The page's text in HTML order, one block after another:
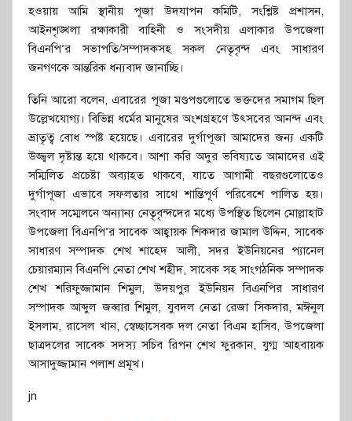
হওয়ায় আমি স্থানীয় পূজা উদযাপন কমিটি, সংশ্লিষ্ট প্রশাসন,
আইনশৃঙ্খলা রক্ষাকারী বাহিনী ও সংসদীয় এলাকার উপজেলা
বিএনপি’র সভাপতি/সম্পাদকসহ সকল নেতৃবৃন্দ এবং সাধারণ
জনগণকে আন্তরিক ধন্যবাদ জানাচ্ছি।
তিনি‌ আরো বলেন, এবারের পূজা মণ্ডপগুলোতে ভক্তদের সমাগম ছিল
উল্লেখযোগ্য। বিভিন্ন ধর্মের মানুষের অংশগ্রহণে উৎসবের আনন্দ এবং
ভ্রাতৃত্ব বোধ স্পষ্ট হয়েছে। এবারের দুর্গাপূজা আমাদের জন্য একটি
উজ্জ্বল দৃষ্টান্ত হয়ে থাকবে। আশা করি অদুর ভবিষ্যতে আমাদের এই
সম্মিলিত প্রচেষ্টা অব্যাহত থাকবে, যাতে আগামী বছরগুলোতেও
দুর্গাপূজা এভাবে সফলতার সাথে শান্তিপূর্ণ পরিবেশে পালিত হয়।
সংবাদ সম্মেলনে অন্যান্য নেতৃবৃন্দদের মধ্যে উপস্থিত ছিলেন মোল্লাহাট
উপজেলা বিএনপি’র সাবেক আহ্বায়ক শিকদার জামাল উদ্দিন, সাবেক
সাধারণ সম্পাদক শেখ শাহেদ আলী, সদর ইউনিয়নের প্যানেল
চেয়ারম্যান বিএনপি নেতা শেখ শহীদ, সাবেক সহ সাংগঠনিক সম্পাদক
শেখ শরিফুজ্জামান শিমুল, উদয়পুর ইউনিয়ন বিএনপির সাধারণ
সম্পাদক আব্দুল জব্বার শিমুল, যুবদল নেতা রেজা সিকদার, মঈনুল
ইসলাম, রাসেল খান, স্বেচ্ছাসেবক দল নেতা বিএম হাসিব, উপজেলা
ছাত্রদলের সাবেক সদস্য সচিব রিপন শেখ ফুরকান, যুগ্ম আহবায়ক
আসাদুজ্জামান পলাশ প্রমূখ।
jn